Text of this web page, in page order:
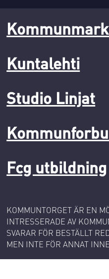
Kuntalehti
Studio Linjat
Fcg utbildning
KOMMUNTORGET ÄR EN
INTRESSERADE AV
SVARAR FÖR BESTÄLLT
MEN INTE FÖR ANNAT